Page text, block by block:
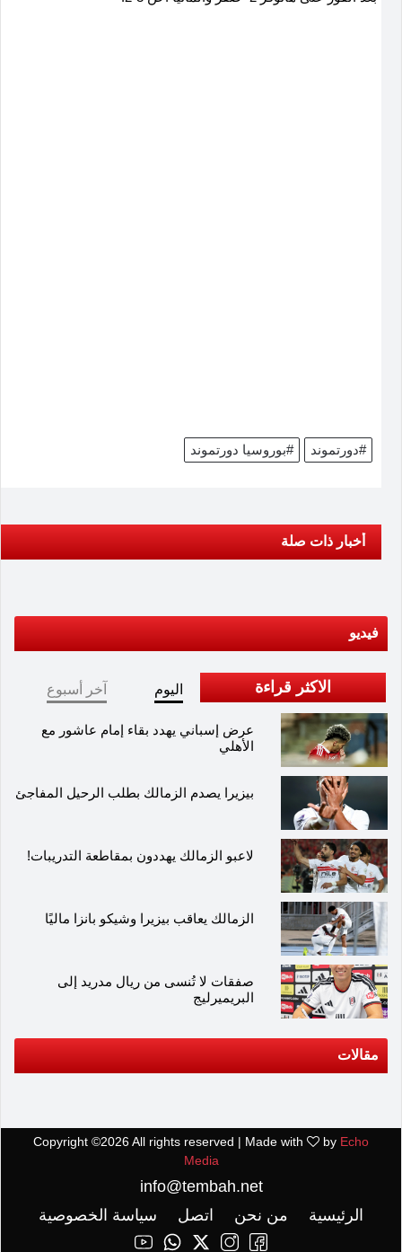
#بوروسيا دورتموند #دورتموند
أخبار ذات صلة
فيديو
الاكثر قراءة اليوم آخر أسبوع
عرض إسباني يهدد بقاء إمام عاشور مع
الأهلي
بيزيرا يصدم الزمالك بطلب الرحيل المفاجئ
لاعبو الزمالك يهددون بمقاطعة التدريبات!
الزمالك يعاقب بيزيرا وشيكو بانزا ماليًا
صفقات لا تُنسى من ريال مدريد إلى
البريميرليج
مقالات
Copyright ©2026 All rights reserved | Made with by Echo
Media
info@tembah.net
الرئيسية
من نحن اتصل سياسة الخصوصية